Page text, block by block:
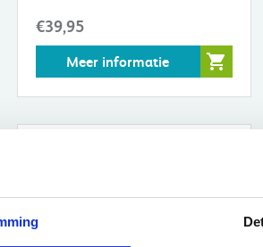
€39,95
Meer informatie